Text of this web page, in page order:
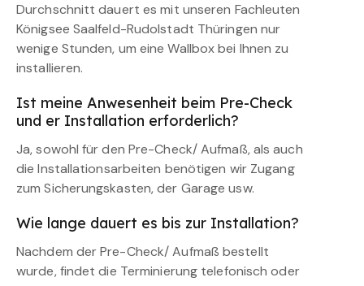
Durchschnitt dauert es mit unseren Fachleuten
Königsee Saalfeld-Rudolstadt Thüringen nur
wenige Stunden, um eine Wallbox bei Ihnen zu
installieren.
Ist meine Anwesenheit beim Pre-Check
und er Installation erforderlich?
Ja, sowohl für den Pre-Check/ Aufmaß, als auch
die Installationsarbeiten benötigen wir Zugang
zum Sicherungskasten, der Garage usw.
Wie lange dauert es bis zur Installation?
Nachdem der Pre-Check/ Aufmaß bestellt
wurde, findet die Terminierung telefonisch oder